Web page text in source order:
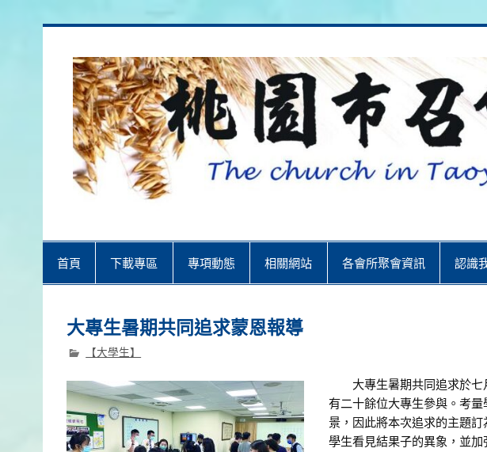
首頁 下載專區 專項動態 相關網站 各會所聚會資訊 認識
大專生暑期共同追求蒙恩報導
【大學生】
大專生暑期共同追求於七
有二十餘位大專生參與。考
景，因此將本次追求的主題
學生看見結果子的異象，並加